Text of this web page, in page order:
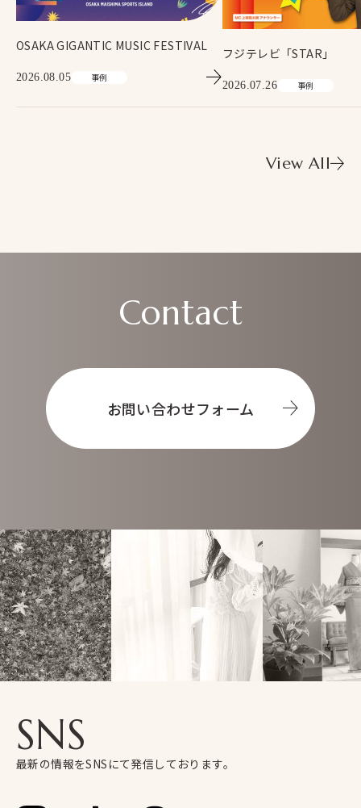
View All
OSAKA GIGANTIC MUSIC FESTIVAL
2026.08.05 事例
フジテレビ「STAR」
2026.07.26 事例
Contact
お問い合わせフォーム
SNS
最新の情報をSNSにて発信しております。